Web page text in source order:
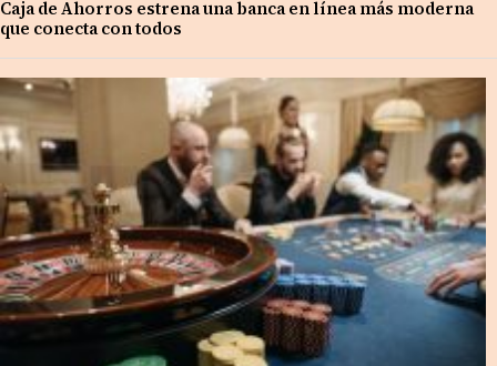
Caja de Ahorros estrena una banca en línea más moderna
que conecta con todos